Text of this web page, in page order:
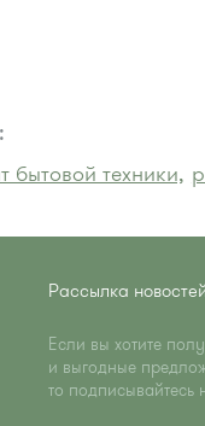
бытовой техники,
Рассылка новостей
Если вы хотите
и выгодные
то